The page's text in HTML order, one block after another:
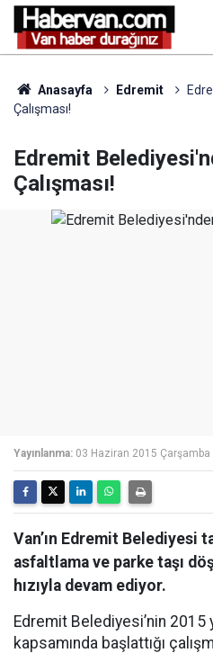
Anasayfa Edremit
Çalışması!
Edremit
Çalışması!
Yayınlanma: 03 Haziran 2015 Çarşamba
Van’ın Edremit Belediyesi
asfaltlama ve parke taşı
hızıyla devam ediyor.
Edremit Belediyesi’nin 2015
kapsamında başlattığı